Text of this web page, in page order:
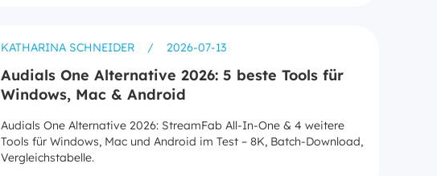
KATHARINA SCHNEIDER / 2026-07-13
Audials One Alternative 2026: 5 beste Tools für
Windows, Mac & Android
Audials One Alternative 2026: StreamFab All-In-One & 4 weitere
Tools für Windows, Mac und Android im Test – 8K, Batch-Download,
Vergleichstabelle.